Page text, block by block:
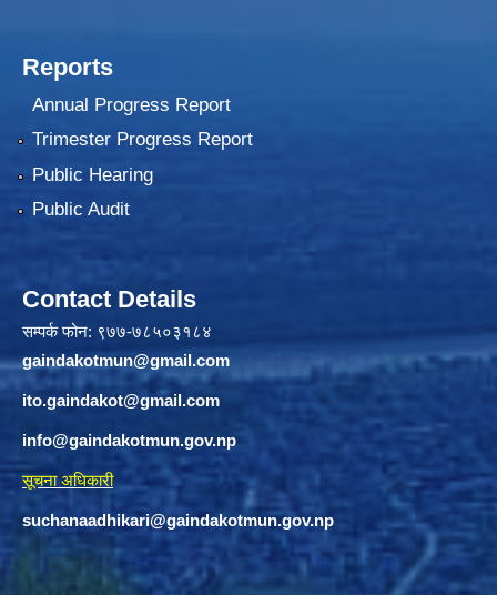
Reports
Annual Progress Report
Trimester Progress Report
Public Hearing
Public Audit
Contact Details
सम्पर्क फोन: ९७७-७८५०३१८४
gaindakotmun@gmail.com
ito.gaindakot@gmail.com
info@gaindakotmun.gov.np
सूचना अधिकारी
suchanaadhikari@gaindakotmun.gov.np